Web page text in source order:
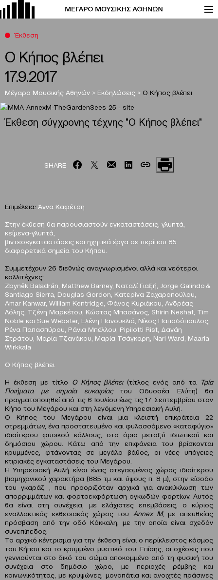
Ο Κήπος βλέπει
17.9.2017
Μέγαρο Μουσικής Αθηνών > Εκδηλώσεις > Ο Κήπος βλέπει
Έκθεση
Έκθεση σύγχρονης τέχνης "Ο Κήπος βλέπει"
SHARE
Επιμέλεια: Άννα Καφέτση
Στην έκθεση θα παρουσιαστούν εγκαταστάσεις, γλυπτά,
κείμενα-γλυπτά,
βιντεοεγκαταστάσεις και ηχητικά έργα σε περίπου 85
διαφορετικά σημεία του Κήπου.
Συμμετέχουν 26 διεθνώς αναγνωρισμένοι αλλά και νεότεροι
καλλιτέχνες:
Zbyněk Baladrán, Matthew Barney, Ναταλί Γιαξή, Jorge Galindo &
Santiago Sierra, Douglas Gordon, Κατερίνα Ζαχαροπούλου,
Amar Kanwar, William Kentridge, Φάνος Κυριάκου, Ανδρέας
Λόλης, Τζένη Μαρκέτου, Κώστας Μπασάνος, Shirin Neshat, Tim
Noble και Sue Webster, Ελένη Πανουκλιά, Νίκος Παπαδόπουλος,
Ρένα Παπασπύρου, Ράνια Μπέλλου, Pipilotti Rist, Δανάη
Στράτου, Μαρία Τζανάκου, Μαρία Τσάγκαρη, Nari Ward, Maaria
Wirkkala
Ο Κήπος βλέπει
Η έκθεση με τίτλο Ο Κήπος βλέπει(τίτλος ενός από τα
Τρία
Ποιήματα με σημαία ευκαιρίαςτου Οδυσσέα Ελύτη) θα
πραγματοποιηθεί από τις 6 Ιουλίου έως τις 17 Σεπτεμβρίου στον
Κήπο του Mεγάρου και στη λεγόμενη Υπηρεσιακή Αυλή.
Ο Κήπος του Μεγάρου είναι μια κλειστή επικράτεια 22
στρεμμάτων, ένα προστατευμένο και φυλασσόμενο «καταφύγιο»
ιδιαίτερου φυσικού κάλλους, στο όριο μεταξύ ιδιωτικού και
δημόσιου χώρου. Κάτω από την επιφάνεια του βρίσκονται
κρυμμένες, φτάνοντας σε μεγάλο βάθος, οι νέες υπόγειες
κτιριακές εγκαταστάσεις του Μεγάρου.
Η Υπηρεσιακή Αυλή είναι ένας στεγασμένος χώρος ιδιαίτερου
βιομηχανικού χαρακτήρα (885 τμ και ύψους π. 8 μ), στην είσοδο
του γκαράζ , που προοριζόταν αρχικά για ανακύκλωση των
απορριμμάτων και φορτοεκφόρτωση ογκωδών φορτίων. Αυτός
θα είναι στη συνέχεια, με ελάχιστες επεμβάσεις, ο κύριος
εναλλακτικός εκθεσιακός χώρος του Annex M, με απευθείας
πρόσβαση από την οδό Κόκκαλη, με την οποία είναι σχεδόν
συνεπίπεδος.
Το αρχικό κέντρισμα για την έκθεση είναι ο περίκλειστος κόσμος
του Κήπου και το κρυμμένο μυστικό του. Επίσης, οι σχέσεις που
γεννιούνται στο δικό του σώμα αποκομμένο από τη φυσική του
συνέχεια στο δημόσιο χώρο, με περιοχές ρέμβης και
κοινωνικότητας, με κρυψώνες, μονοπάτια και ανοιχτές πράσινες